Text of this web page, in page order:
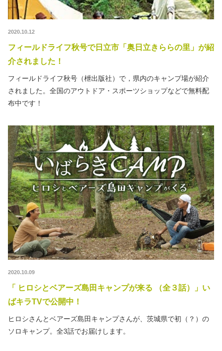
2020.10.12
フィールドライフ秋号で日立市「奥日立きららの里」が紹
介されました！
フィールドライフ秋号（枻出版社）で，県内のキャンプ場が紹介
されました。全国のアウトドア・スポーツショップなどで無料配
布中です！
2020.10.09
「 ヒロシとベアーズ島田キャンプが来る （全３話）」い
ばキラTVで公開中！
ヒロシさんとベアーズ島田キャンプさんが、茨城県で初（？）の
ソロキャンプ。全3話でお届けします。